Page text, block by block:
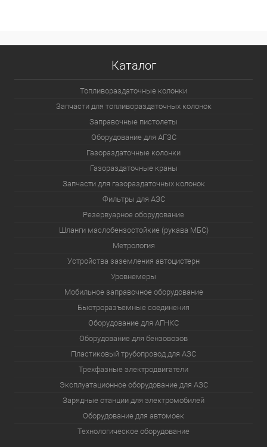
Каталог
Топливораздаточные колонки
Запчасти для топливораздаточных колонок
Заправочные пистолеты
Оборудование для АГЗС
Газораздаточные колонки
Газораздаточные краны
Запчасти для газораздаточных колонок
Фильтры для АЗС
Резервуарное оборудование
Шланги маслобензостойкие (рукава МБС)
Метрология
Устройства заземления автоцистерн
Уровнемеры
Мобильное заправочное оборудование
Быстроразъемные соединения
Оборудование для АГНКС
Оборудование для бензовозов
Пластиковый трубопровод для АЗС
Трехфазные электродвигатели
Эксплуатационное оборудование для АЗС
Зарядные станции для электромобилей
Оборудование для автомоек
Технологическое оборудование